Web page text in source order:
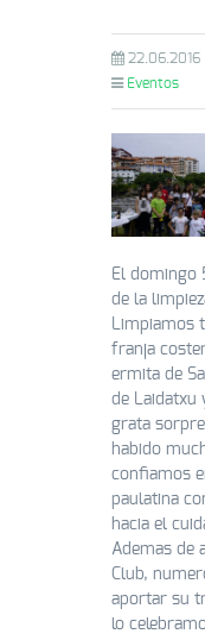
22.06.2016
Eventos
El domingo
de la
Limpiamos
franja
ermita de
de Laidatxu
grata
habido
confiamos
paulatina
hacia el
Ademas de
Club,
aportar su
lo